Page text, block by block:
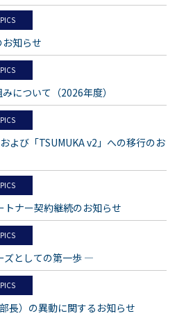
知らせ
について（2026年度）
よび「TSUMUKA v2」への移行のお
ナー契約継続のお知らせ
ズとしての第一歩 ―
長）の異動に関するお知らせ